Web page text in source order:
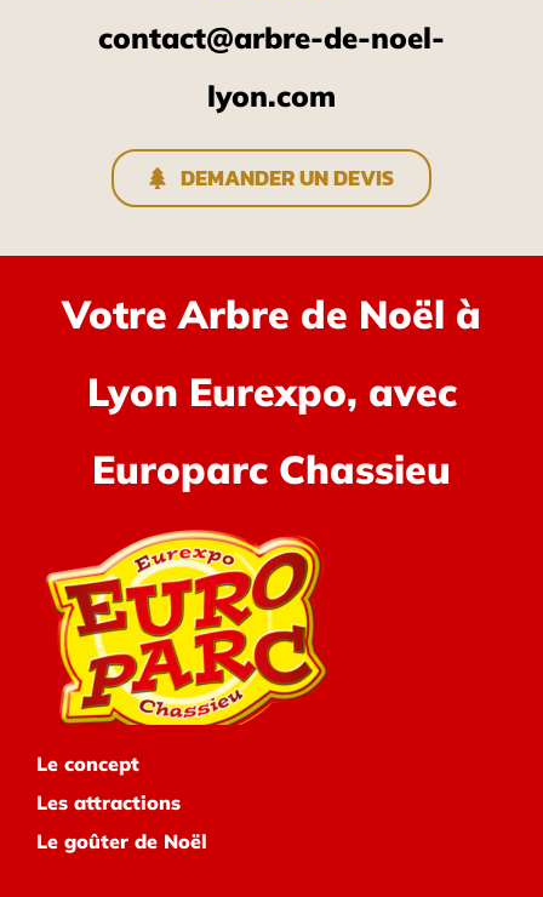
contact@arbre-de-noel-
lyon.com
DEMANDER UN DEVIS
Votre Arbre de Noël à
Lyon Eurexpo, avec
Europarc Chassieu
Le concept
Les attractions
Le goûter de Noël